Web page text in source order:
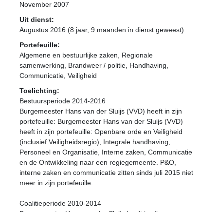
November 2007
Uit dienst:
Augustus 2016 (8 jaar, 9 maanden in dienst geweest)
Portefeuille:
Algemene en bestuurlijke zaken, Regionale
samenwerking, Brandweer / politie, Handhaving,
Communicatie, Veiligheid
Toelichting:
Bestuursperiode 2014-2016
Burgemeester Hans van der Sluijs (VVD) heeft in zijn
portefeuille: Burgemeester Hans van der Sluijs (VVD)
heeft in zijn portefeuille: Openbare orde en Veiligheid
(inclusief Veiligheidsregio), Integrale handhaving,
Personeel en Organisatie, Interne zaken, Communicatie
en de Ontwikkeling naar een regiegemeente. P&O,
interne zaken en communicatie zitten sinds juli 2015 niet
meer in zijn portefeuille.
Coalitieperiode 2010-2014